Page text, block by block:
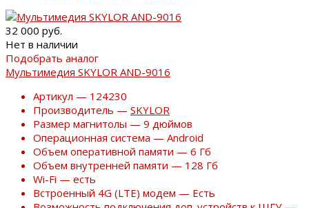
32 000 руб.
Нет в наличии
Подобрать аналог
Мультимедия SKYLOR AND-9016
Артикул — 124230
Производитель — SKYLOR
Размер магнитолы — 9 дюймов
Операционная система — Android
Объем оперативной памяти — 6 Гб
Объем внутренней памяти — 128 Гб
Wi-Fi — есть
Встроенный 4G (LTE) модем — Есть